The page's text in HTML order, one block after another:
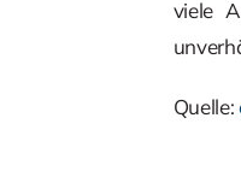
viele
Quelle: